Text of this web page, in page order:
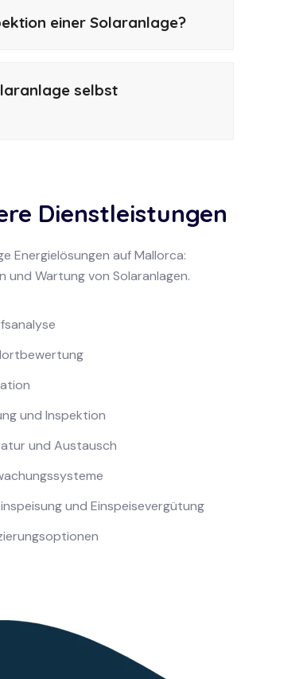
einer Solaranlage?
selbst
Dienstleistungen
Energielösungen auf Mallorca:
und Wartung von Solaranlagen.
und Inspektion
und Austausch
und Einspeisevergütung